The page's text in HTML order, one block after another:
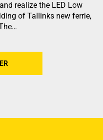
realize the LED Low
of Tallinks new ferrie,